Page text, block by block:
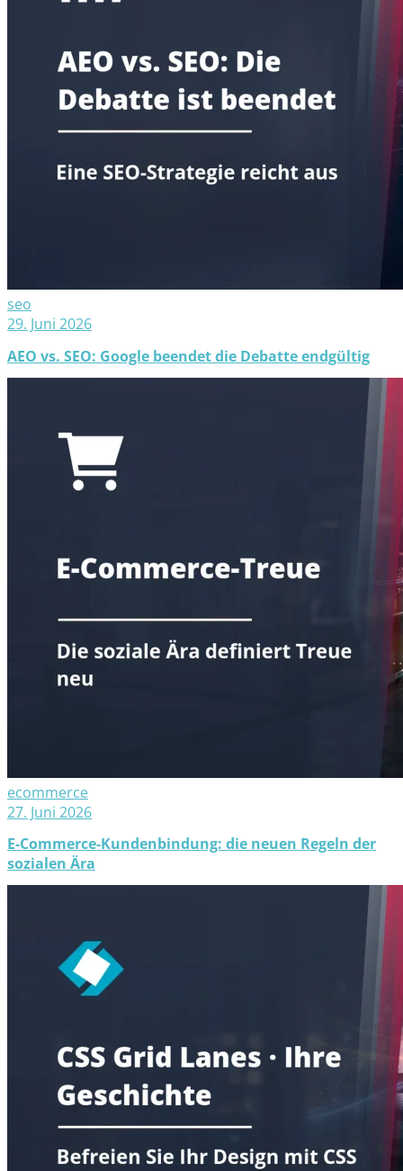
seo
29. Juni 2026
AEO vs. SEO: Google beendet die Debatte endgültig
ecommerce
27. Juni 2026
E-Commerce-Kundenbindung: die neuen Regeln der
sozialen Ära